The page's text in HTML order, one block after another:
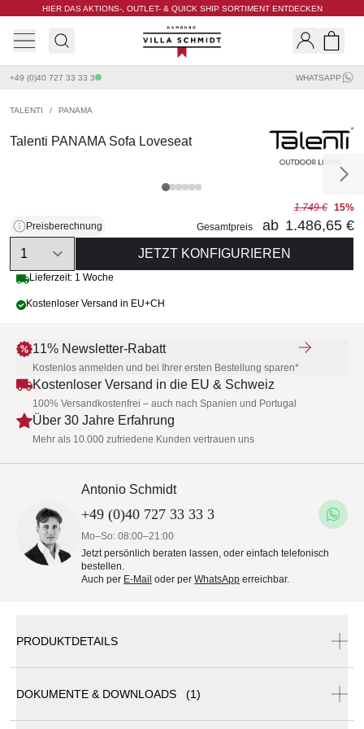
HIER DAS AKTIONS-, OUTLET- & QUICK SHIP SORTIMENT ENTDECKEN
Villa Schmidt
+49 (0)40 727 33 33 3 WHATSAPP
TALENTI / PANAMA
Talenti PANAMA Sofa Loveseat
Preisberechnung
1.749 € 15%
Gesamtpreis
ab 1.486,65 €
Quantity
JETZT KONFIGURIEREN
Lieferzeit: 1 Woche
Kostenloser Versand in EU+CH
11% Newsletter-Rabatt
Kostenlos anmelden und bei Ihrer ersten Bestellung sparen*
Kostenloser Versand in die EU & Schweiz
100% Versandkostenfrei – auch nach Spanien und Portugal
Über 30 Jahre Erfahrung
Mehr als 10.000 zufriedene Kunden vertrauen uns
Antonio Schmidt
+49 (0)40 727 33 33 3
Mo–So: 08:00–21:00
Jetzt persönlich beraten lassen, oder einfach telefonisch
bestellen.
Auch per E-Mail oder per WhatsApp erreichbar.
PRODUKTDETAILS
DOKUMENTE & DOWNLOADS (1)